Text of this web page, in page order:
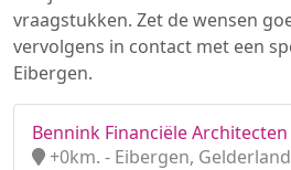
vraagstukken. Zet de wensen
vervolgens in contact met een
Eibergen.
Bennink Financiële Architecten
+0km. - Eibergen, Gelderland